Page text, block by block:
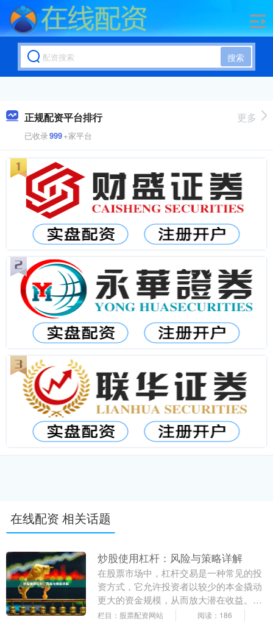
搜索
正规配资平台排行
已收录999+家平台
更多
在线配资 相关话题
炒股使用杠杆：风险与策略详解
在股票市场中，杠杆交易是一种常见的投
资方式，它允许投资者以较少的本金撬动
更大的资金规模，从而放大潜在收益。然
而，杠杆也是一把双刃剑股票配资网站，
栏目：股票配资网站 阅读：186